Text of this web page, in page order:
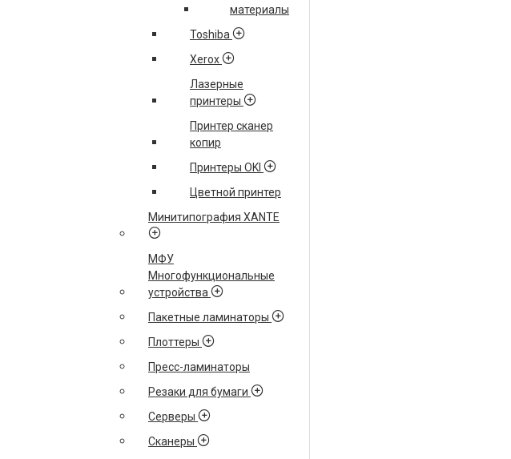
материалы
Toshiba
Xerox
Лазерные
принтеры
Принтер сканер
копир
Принтеры OKI
Цветной принтер
Минитипография XANTE
МФУ
Многофункциональные
устройства
Пакетные ламинаторы
Плоттеры
Пресс-ламинаторы
Резаки для бумаги
Серверы
Сканеры